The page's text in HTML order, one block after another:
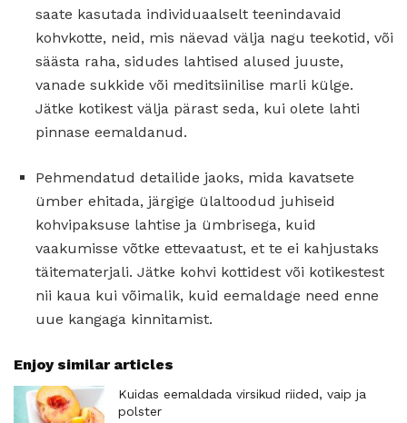
saate kasutada individuaalselt teenindavaid
kohvkotte, neid, mis näevad välja nagu teekotid, või
säästa raha, sidudes lahtised alused juuste,
vanade sukkide või meditsiinilise marli külge.
Jätke kotikest välja pärast seda, kui olete lahti
pinnase eemaldanud.
Pehmendatud detailide jaoks, mida kavatsete
ümber ehitada, järgige ülaltoodud juhiseid
kohvipaksuse lahtise ja ümbrisega, kuid
vaakumisse võtke ettevaatust, et te ei kahjustaks
täitematerjali. Jätke kohvi kottidest või kotikestest
nii kaua kui võimalik, kuid eemaldage need enne
uue kangaga kinnitamist.
Enjoy similar articles
Kuidas eemaldada virsikud riided, vaip ja
polster